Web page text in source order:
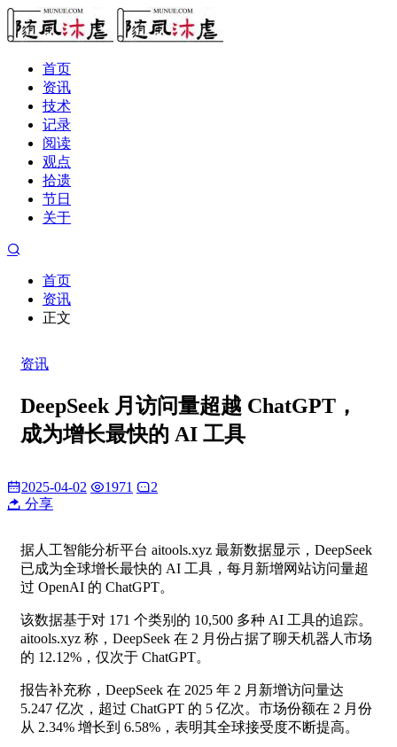
首页
资讯
技术
记录
阅读
观点
拾遗
节日
关于
首页
资讯
正文
资讯
DeepSeek 月访问量超越 ChatGPT，
成为增长最快的 AI 工具
2025-04-02 1971
2
分享
据人工智能分析平台 aitools.xyz 最新数据显示，DeepSeek
已成为全球增长最快的 AI 工具，每月新增网站访问量超
过 OpenAI 的 ChatGPT。
该数据基于对 171 个类别的 10,500 多种 AI 工具的追踪。
aitools.xyz 称，DeepSeek 在 2 月份占据了聊天机器人市场
的 12.12%，仅次于 ChatGPT。
报告补充称，DeepSeek 在 2025 年 2 月新增访问量达
5.247 亿次，超过 ChatGPT 的 5 亿次。市场份额在 2 月份
从 2.34% 增长到 6.58%，表明其全球接受度不断提高。